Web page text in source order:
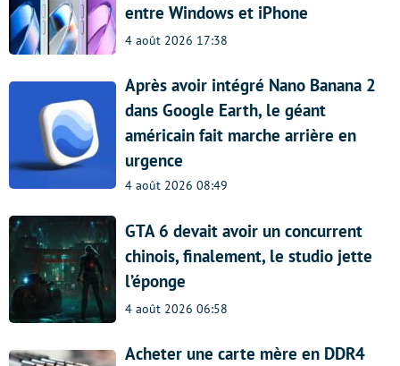
entre Windows et iPhone
4 août 2026 17:38
Après avoir intégré Nano Banana 2
dans Google Earth, le géant
américain fait marche arrière en
urgence
4 août 2026 08:49
GTA 6 devait avoir un concurrent
chinois, finalement, le studio jette
l’éponge
4 août 2026 06:58
Acheter une carte mère en DDR4